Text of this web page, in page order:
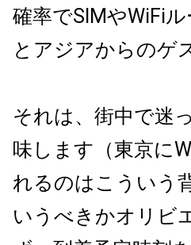
確率でSIMやWiFi
とアジアからのゲ
それは、街中で迷
味します（東京に
れるのはこういう
いうべきかオリビ